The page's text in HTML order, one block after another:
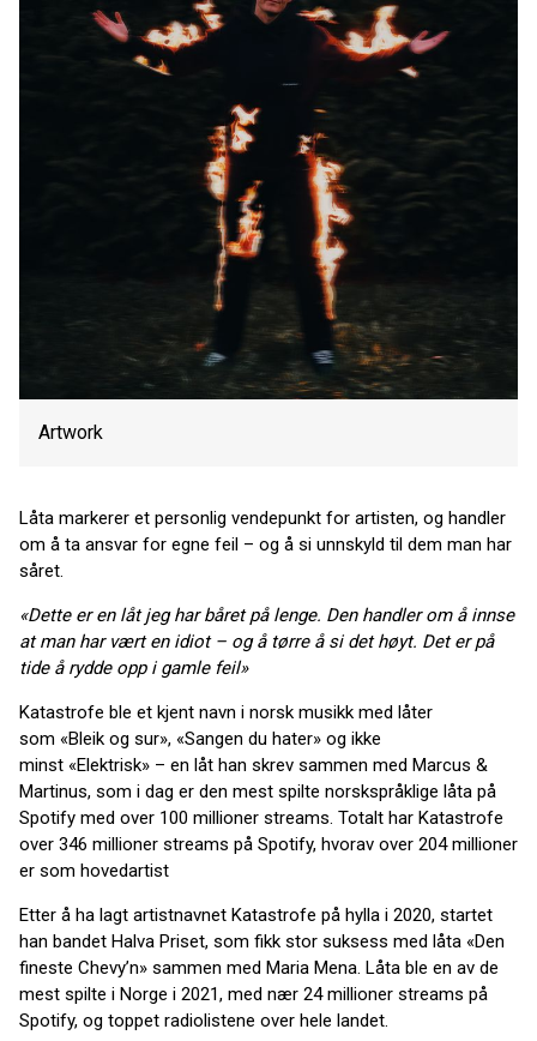
Artwork
Låta markerer et personlig vendepunkt for artisten, og handler
om å ta ansvar for egne feil – og å si unnskyld til dem man har
såret.
«Dette er en låt jeg har båret på lenge. Den handler om å innse
at man har vært en idiot – og å tørre å si det høyt. Det er på
tide å rydde opp i gamle feil»
Katastrofe ble et kjent navn i norsk musikk med låter
som «Bleik og sur», «Sangen du hater» og ikke
minst «Elektrisk» – en låt han skrev sammen med Marcus &
Martinus, som i dag er den mest spilte norskspråklige låta på
Spotify med over 100 millioner streams. Totalt har Katastrofe
over 346 millioner streams på Spotify, hvorav over 204 millioner
er som hovedartist
Etter å ha lagt artistnavnet Katastrofe på hylla i 2020, startet
han bandet Halva Priset, som fikk stor suksess med låta «Den
fineste Chevy’n» sammen med Maria Mena. Låta ble en av de
mest spilte i Norge i 2021, med nær 24 millioner streams på
Spotify, og toppet radiolistene over hele landet.